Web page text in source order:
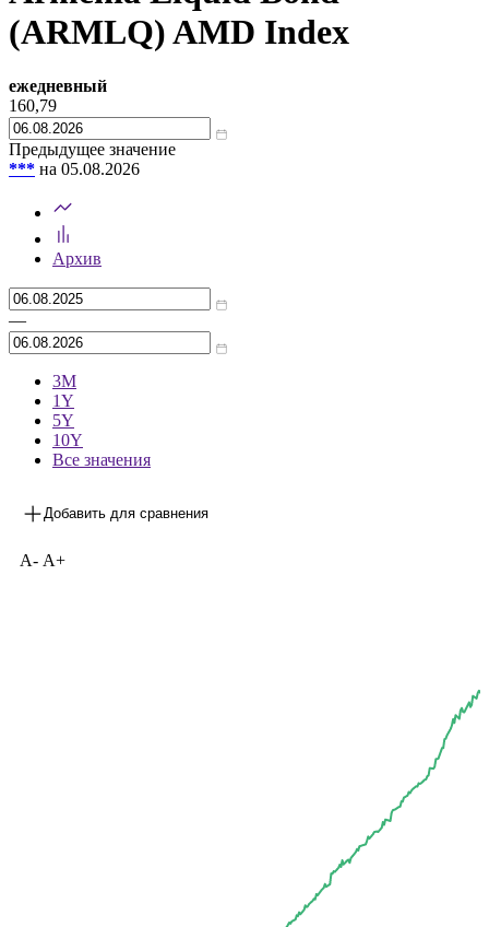
(ARMLQ) AMD Index
ежедневный
160,79
Предыдущее значение
*** на 05.08.2026
Архив
—
3М
1Y
5Y
10Y
Все значения
Добавить для сравнения